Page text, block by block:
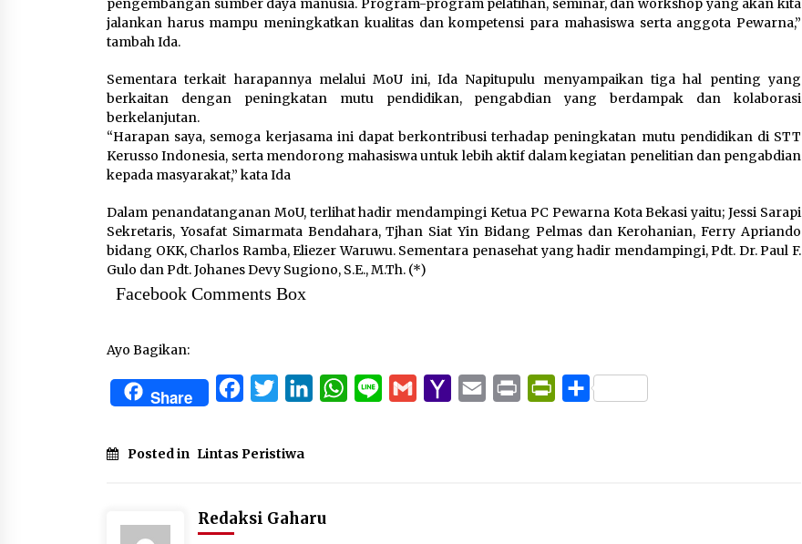
pengembangan sumber daya manusia. Program-program pelatihan, seminar, dan workshop yang akan kita
jalankan harus mampu meningkatkan kualitas dan kompetensi para mahasiswa serta anggota Pewarna,”
tambah Ida.
Sementara terkait harapannya melalui MoU ini, Ida Napitupulu menyampaikan tiga hal penting yang
berkaitan dengan peningkatan mutu pendidikan, pengabdian yang berdampak dan kolaborasi
berkelanjutan.
“Harapan saya, semoga kerjasama ini dapat berkontribusi terhadap peningkatan mutu pendidikan di STT
Kerusso Indonesia, serta mendorong mahasiswa untuk lebih aktif dalam kegiatan penelitian dan pengabdian
kepada masyarakat,” kata Ida
Dalam penandatanganan MoU, terlihat hadir mendampingi Ketua PC Pewarna Kota Bekasi yaitu; Jessi Sarapi
Sekretaris, Yosafat Simarmata Bendahara, Tjhan Siat Yin Bidang Pelmas dan Kerohanian, Ferry Apriando
bidang OKK, Charlos Ramba, Eliezer Waruwu. Sementara penasehat yang hadir mendampingi, Pdt. Dr. Paul F.
Gulo dan Pdt. Johanes Devy Sugiono, S.E., M.Th. (*)
Facebook Comments Box
Ayo Bagikan:
Share FacebookTwitterLinkedInWhatsApp
Line Gmail Yahoo Email Print PrintFriendly
Share
Posted in Lintas Peristiwa
Redaksi Gaharu